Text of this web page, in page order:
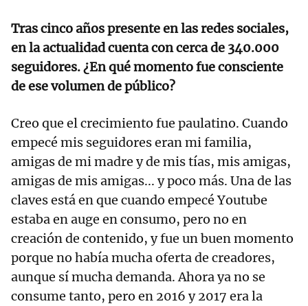
Tras cinco años presente en las redes sociales,
en la actualidad cuenta con cerca de 340.000
seguidores. ¿En qué momento fue consciente
de ese volumen de público?
Creo que el crecimiento fue paulatino. Cuando
empecé mis seguidores eran mi familia,
amigas de mi madre y de mis tías, mis amigas,
amigas de mis amigas... y poco más. Una de las
claves está en que cuando empecé Youtube
estaba en auge en consumo, pero no en
creación de contenido, y fue un buen momento
porque no había mucha oferta de creadores,
aunque sí mucha demanda. Ahora ya no se
consume tanto, pero en 2016 y 2017 era la